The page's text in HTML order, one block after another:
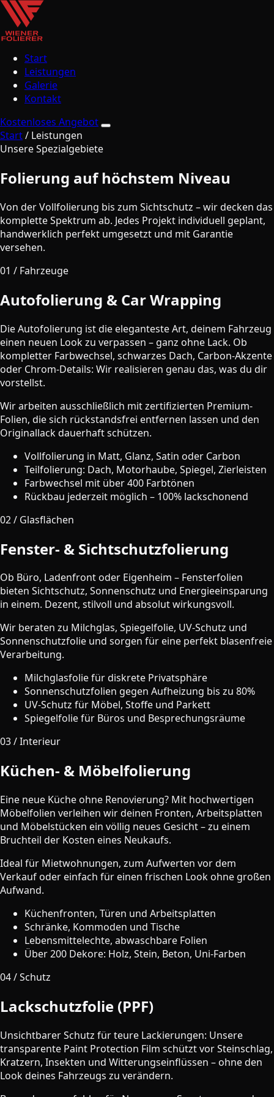
Start
Leistungen
Galerie
Kontakt
Kostenloses Angebot
Start/ Leistungen
Unsere Spezialgebiete
Folierung aufhöchstem Niveau
Von der Vollfolierung bis zum Sichtschutz – wir decken das
komplette Spektrum ab. Jedes Projekt individuell geplant,
handwerklich perfekt umgesetzt und mit Garantie
versehen.
01 / Fahrzeuge
Autofolierung & Car Wrapping
Die Autofolierung ist die eleganteste Art, deinem Fahrzeug
einen neuen Look zu verpassen – ganz ohne Lack. Ob
kompletter Farbwechsel, schwarzes Dach, Carbon-Akzente
oder Chrom-Details: Wir realisieren genau das, was du dir
vorstellst.
Wir arbeiten ausschließlich mit zertifizierten Premium-
Folien, die sich rückstandsfrei entfernen lassen und den
Originallack dauerhaft schützen.
Vollfolierung in Matt, Glanz, Satin oder Carbon
Teilfolierung: Dach, Motorhaube, Spiegel, Zierleisten
Farbwechsel mit über 400 Farbtönen
Rückbau jederzeit möglich – 100% lackschonend
02 / Glasflächen
Fenster- & Sichtschutzfolierung
Ob Büro, Ladenfront oder Eigenheim – Fensterfolien
bieten Sichtschutz, Sonnenschutz und Energieeinsparung
in einem. Dezent, stilvoll und absolut wirkungsvoll.
Wir beraten zu Milchglas, Spiegelfolie, UV-Schutz und
Sonnenschutzfolie und sorgen für eine perfekt blasenfreie
Verarbeitung.
Milchglasfolie für diskrete Privatsphäre
Sonnenschutzfolien gegen Aufheizung bis zu 80%
UV-Schutz für Möbel, Stoffe und Parkett
Spiegelfolie für Büros und Besprechungsräume
03 / Interieur
Küchen- & Möbelfolierung
Eine neue Küche ohne Renovierung? Mit hochwertigen
Möbelfolien verleihen wir deinen Fronten, Arbeitsplatten
und Möbelstücken ein völlig neues Gesicht – zu einem
Bruchteil der Kosten eines Neukaufs.
Ideal für Mietwohnungen, zum Aufwerten vor dem
Verkauf oder einfach für einen frischen Look ohne großen
Aufwand.
Küchenfronten, Türen und Arbeitsplatten
Schränke, Kommoden und Tische
Lebensmittelechte, abwaschbare Folien
Über 200 Dekore: Holz, Stein, Beton, Uni-Farben
04 / Schutz
Lackschutzfolie (PPF)
Unsichtbarer Schutz für teure Lackierungen: Unsere
transparente Paint Protection Film schützt vor Steinschlag,
Kratzern, Insekten und Witterungseinflüssen – ohne den
Look deines Fahrzeugs zu verändern.